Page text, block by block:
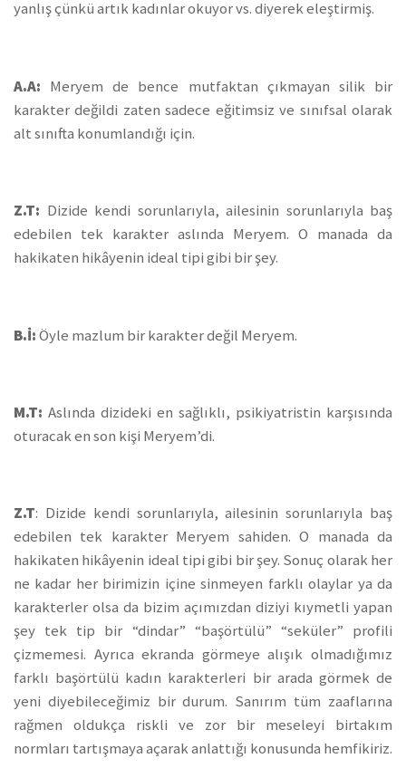
yanlış çünkü artık kadınlar okuyor vs. diyerek eleştirmiş.
A.A: Meryem de bence mutfaktan çıkmayan silik bir
karakter değildi zaten sadece eğitimsiz ve sınıfsal olarak
alt sınıfta konumlandığı için.
Z.T: Dizide kendi sorunlarıyla, ailesinin sorunlarıyla baş
edebilen tek karakter aslında Meryem. O manada da
hakikaten hikâyenin ideal tipi gibi bir şey.
B.İ:Öyle mazlum bir karakter değil Meryem.
M.T: Aslında dizideki en sağlıklı, psikiyatristin karşısında
oturacak en son kişi Meryem’di.
Z.T: Dizide kendi sorunlarıyla, ailesinin sorunlarıyla baş
edebilen tek karakter Meryem sahiden. O manada da
hakikaten hikâyenin ideal tipi gibi bir şey. Sonuç olarak her
ne kadar her birimizin içine sinmeyen farklı olaylar ya da
karakterler olsa da bizim açımızdan diziyi kıymetli yapan
şey tek tip bir “dindar” “başörtülü” “seküler” profili
çizmemesi. Ayrıca ekranda görmeye alışık olmadığımız
farklı başörtülü kadın karakterleri bir arada görmek de
yeni diyebileceğimiz bir durum. Sanırım tüm zaaflarına
rağmen oldukça riskli ve zor bir meseleyi birtakım
normları tartışmaya açarak anlattığı konusunda hemfikiriz.